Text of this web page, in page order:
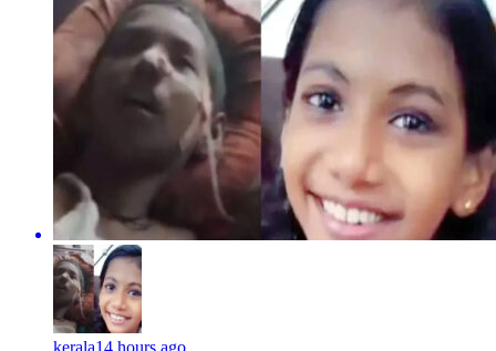
kerala14 hours ago